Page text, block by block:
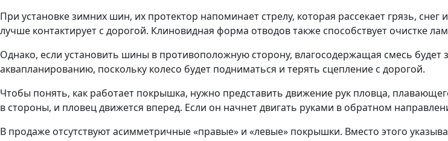
При установке зимних шин, их протектор напоминает стрелу, которая рассекает грязь,
лучше контактирует с дорогой. Клиновидная форма отводов также способствует очистке
Однако, если установить шины в противоположную сторону, влагосодержащая смесь будет
аквапланированию, поскольку колесо будет подниматься и терять сцепление с дорогой.
Чтобы понять, как работает покрышка, нужно представить движение рук пловца,
в стороны, и пловец движется вперед. Если он начнет двигать руками в обратном
В продаже отсутствуют асимметричные «правые» и «левые» покрышки. Вместо этого